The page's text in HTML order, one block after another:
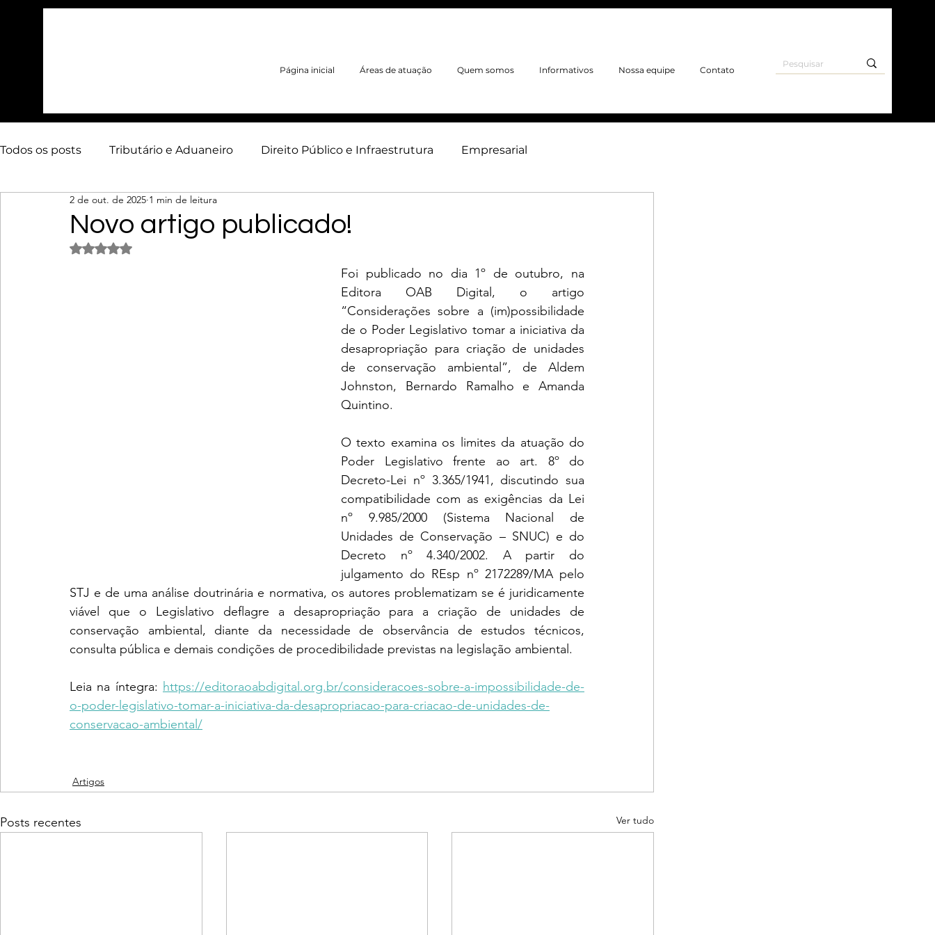
Página inicial Áreas de atuação Quem somos Informativos Nossa equipe Contato
Todos os posts Tributário e Aduaneiro Direito Público e Infraestrutura Empresarial
Contencioso Estratégico Arbitragem
Novo artigo publicado!
2 de out. de 2025 1 min de leitura
Avaliado com NaN de 5 estrelas.
Foi publicado no dia 1º de outubro, na
Editora OAB Digital, o artigo
“Considerações sobre a (im)possibilidade
de o Poder Legislativo tomar a iniciativa da
desapropriação para criação de unidades
de conservação ambiental”, de Aldem
Johnston, Bernardo Ramalho e Amanda
Quintino.
O texto examina os limites da atuação do
Poder Legislativo frente ao art. 8º do
Decreto-Lei nº 3.365/1941, discutindo sua
compatibilidade com as exigências da Lei
nº 9.985/2000 (Sistema Nacional de
Unidades de Conservação – SNUC) e do
Decreto nº 4.340/2002. A partir do
julgamento do REsp nº 2172289/MA pelo
STJ e de uma análise doutrinária e normativa, os autores problematizam se é juridicamente
viável que o Legislativo deflagre a desapropriação para a criação de unidades de
conservação ambiental, diante da necessidade de observância de estudos técnicos,
consulta pública e demais condições de procedibilidade previstas na legislação ambiental.
Leia na íntegra: https://editoraoabdigital.org.br/consideracoes-sobre-a-impossibilidade-de-
o-poder-legislativo-tomar-a-iniciativa-da-desapropriacao-para-criacao-de-unidades-de-
conservacao-ambiental/
Artigos
Posts recentes Ver tudo